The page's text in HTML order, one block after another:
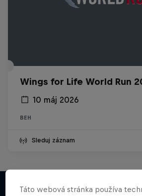
Wings for Life World Run
10 máj 2026
BEH
Sleduj záznam
Táto webová stránka používa